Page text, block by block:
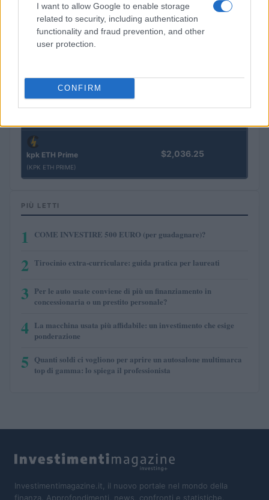
I want to allow Google to enable storage
related to security, including authentication
functionality and fraud prevention, and other
user protection.
CONFIRM
$0.022
TruFin Staked APT $8.02
kpk ETH Prime
(KPK ETH PRIME)
$2,036.25
PIÙ LETTI
1 COME INVESTIRE 500 EURO (per guadagnare)?
2 Tirocinio extra-curriculare: guida pratica per laureati
3 Per le auto usate conviene di più un finanziamento in
concessionaria o un prestito personale?
4 La macchina usata più affidabile: un investimento che esige
ponderazione
5 Quanti soldi ci vogliono per aprire un autosalone multimarca
top di gamma: lo spiega il professionista
Investimentimagazine.it, il nuovo portale nel mondo della
finanza. Approfondimenti, news, confronti e statistiche.